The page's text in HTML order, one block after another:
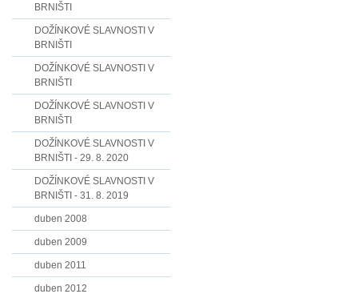
BRNIŠTI
DOŽÍNKOVÉ SLAVNOSTI V
BRNIŠTI
DOŽÍNKOVÉ SLAVNOSTI V
BRNIŠTI
DOŽÍNKOVÉ SLAVNOSTI V
BRNIŠTI
DOŽÍNKOVÉ SLAVNOSTI V
BRNIŠTI - 29. 8. 2020
DOŽÍNKOVÉ SLAVNOSTI V
BRNIŠTI - 31. 8. 2019
duben 2008
duben 2009
duben 2011
duben 2012